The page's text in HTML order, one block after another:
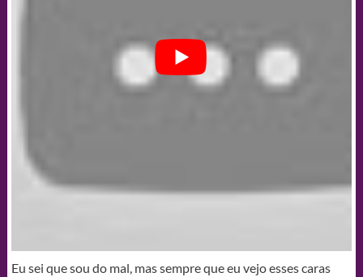
Eu sei que sou do mal, mas sempre que eu vejo esses caras